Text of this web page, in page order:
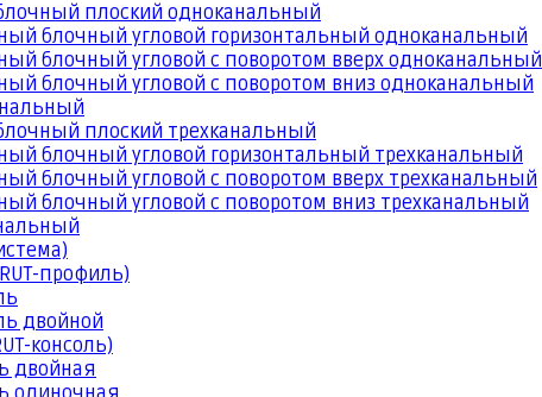
плоский одноканальный
блочный угловой горизонтальный одноканальный
блочный угловой с поворотом вверх одноканальный
блочный угловой с поворотом вниз одноканальный
плоский трехканальный
блочный угловой горизонтальный трехканальный
блочный угловой с поворотом вверх трехканальный
блочный угловой с поворотом вниз трехканальный
профиль)
двойной
консоль)
двойная